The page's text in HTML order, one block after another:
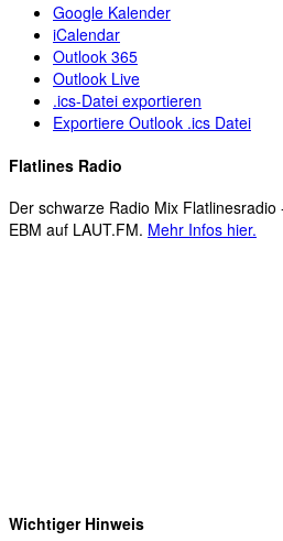
Google Kalender
iCalendar
Outlook 365
Outlook Live
.ics-Datei exportieren
Exportiere Outlook .ics Datei
Flatlines Radio
Der schwarze Radio Mix
EBM auf LAUT.FM. Mehr Infos hier.
Wichtiger Hinweis